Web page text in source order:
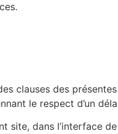
clauses des
le respect d’un
site, dans l’interface